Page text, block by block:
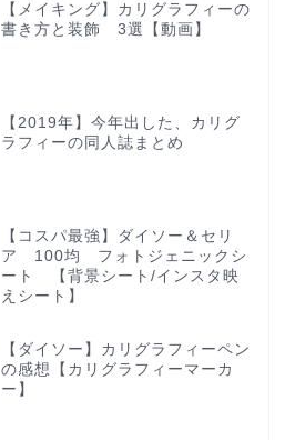
【メイキング】カリグラフィーの
書き方と装飾 3選【動画】
【2019年】今年出した、カリグ
ラフィーの同人誌まとめ
【コスパ最強】ダイソー＆セリ
ア 100均 フォトジェニックシ
ート 【背景シート/インスタ映
えシート】
【ダイソー】カリグラフィーペン
の感想【カリグラフィーマーカ
ー】